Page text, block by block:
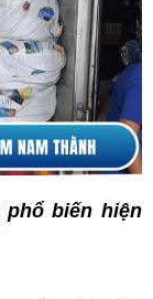
phổ biến hiện